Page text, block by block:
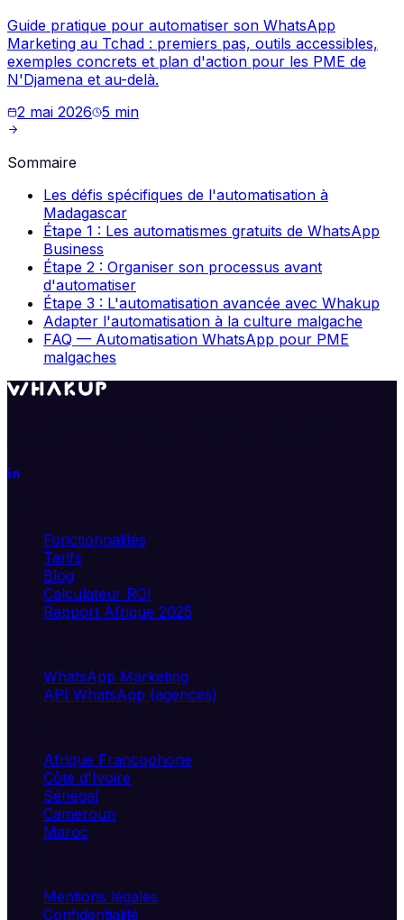
Guide pratique pour automatiser son WhatsApp
Marketing au Tchad : premiers pas, outils accessibles,
exemples concrets et plan d'action pour les PME de
N'Djamena et au-delà.
2 mai 2026 5 min
Sommaire
Les défis spécifiques de l'automatisation à
Madagascar
Étape 1 : Les automatismes gratuits de WhatsApp
Business
Étape 2 : Organiser son processus avant
d'automatiser
Étape 3 : L'automatisation avancée avec Whakup
Adapter l'automatisation à la culture malgache
FAQ — Automatisation WhatsApp pour PME
malgaches
Fonctionnalités
Tarifs
Blog
Calculateur ROI
Rapport Afrique 2025
WhatsApp Marketing
API WhatsApp (agences)
Afrique Francophone
Côte d'Ivoire
Sénégal
Cameroun
Maroc
Mentions légales
Confidentialité